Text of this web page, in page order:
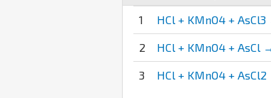
1 HCl + KMnO4 +
2 HCl + KMnO4 + AsCl
3 HCl + KMnO4 +